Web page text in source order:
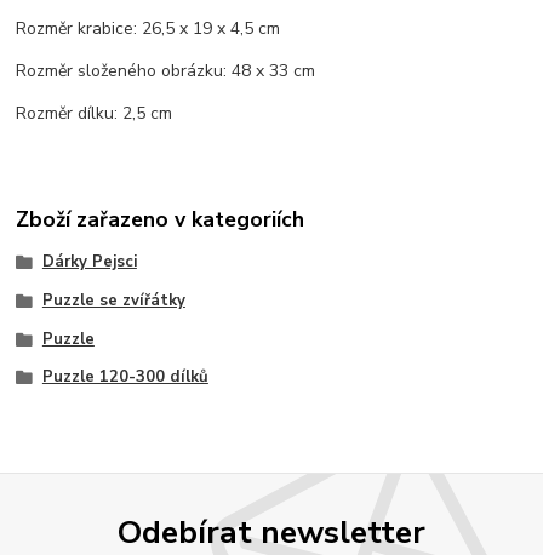
Rozměr krabice: 26,5 x 19 x 4,5 cm
Rozměr složeného obrázku: 48 x 33 cm
Rozměr dílku: 2,5 cm
Zboží zařazeno v kategoriích
Dárky Pejsci
Puzzle se zvířátky
Puzzle
Puzzle 120-300 dílků
Odebírat newsletter